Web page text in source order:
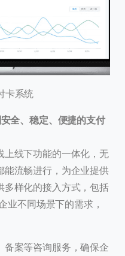
卡系统
全、稳定、便捷的支付
上线下功能的一体化，无
能流畅进行，为企业提供
多样化的接入方式，包括
业不同场景下的需求，
备案等咨询服务，确保企